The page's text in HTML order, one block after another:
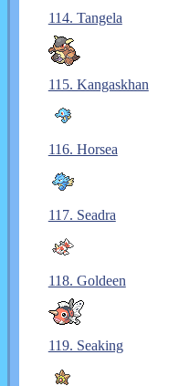
114. Tangela
115. Kangaskhan
116. Horsea
117. Seadra
118. Goldeen
119. Seaking